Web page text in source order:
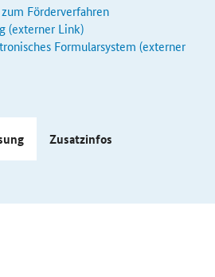
Förderverfahren
(externer Link)
Formularsystem (externer
Zusatzinfos